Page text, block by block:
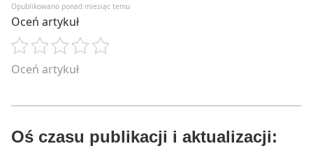
Opublikowano ponad miesiąc temu
Oceń artykuł
Oceń artykuł
Oś czasu publikacji i aktualizacji: